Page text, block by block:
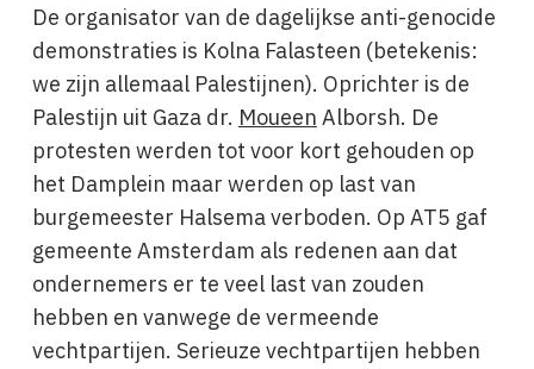
De organisator van de dagelijkse anti-genocide
demonstraties is Kolna Falasteen (betekenis:
we zijn allemaal Palestijnen). Oprichter is de
Palestijn uit Gaza dr. MoueenAlborsh. De
protesten werden tot voor kort gehouden op
het Damplein maar werden op last van
burgemeester Halsema verboden. Op AT5 gaf
gemeente Amsterdam als redenen aan dat
ondernemers er te veel last van zouden
hebben en vanwege de vermeende
vechtpartijen. Serieuze vechtpartijen hebben